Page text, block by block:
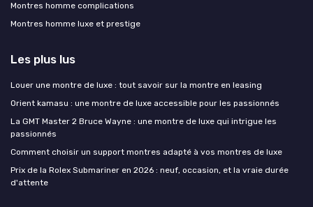
Montres homme complications
Montres homme luxe et prestige
Les plus lus
Louer une montre de luxe : tout savoir sur la montre en leasing
Orient kamasu : une montre de luxe accessible pour les passionnés
La GMT Master 2 Bruce Wayne : une montre de luxe qui intrigue les
passionnés
Comment choisir un support montres adapté à vos montres de luxe
Prix de la Rolex Submariner en 2026 : neuf, occasion, et la vraie durée
d'attente